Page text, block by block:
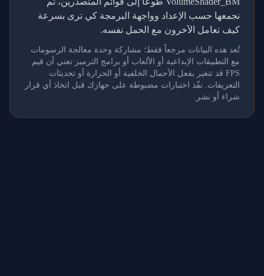
نجمعها حسب الإعداد وواجهة البرمجة كي ترى بسرعة
كيف تعامل الآخرون مع الحمل نفسه.
تُعد هذه البيانات مرجعاً فقط؛ مشاركة وحدة معالجة الرسومات
مع التطبيقات الإبداعية أو الألعاب أو برامج الترميز تعني أن قيم
FPS قد تتغير بفعل الأحمال الخلفية أو الحرارة أو تحديثات
التعريفات. نفّذ اختبارات مضبوطة على جهازك قبل اتخاذ أي قرار
شراء أو نشر.